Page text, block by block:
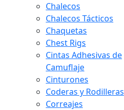
Chalecos
Chalecos Tácticos
Chaquetas
Chest Rigs
Cintas Adhesivas de
Camuflaje
Cinturones
Coderas y Rodilleras
Correajes